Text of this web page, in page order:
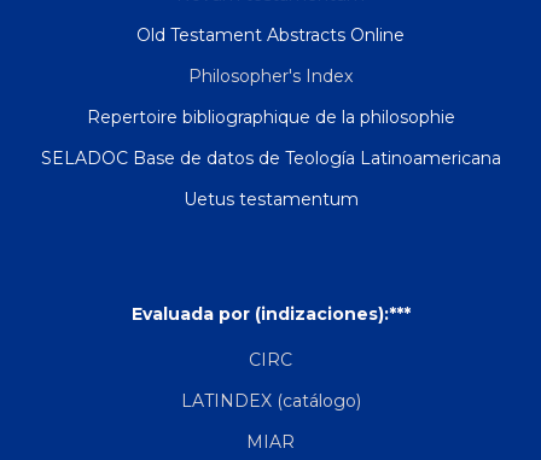
Old Testament Abstracts Online
Philosopher's Index
Repertoire bibliographique de la philosophie
SELADOC Base de datos de Teología Latinoamericana
Uetus testamentum
Evaluada por (indizaciones):***
CIRC
LATINDEX (catálogo)
MIAR